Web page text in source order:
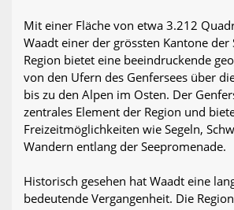
Mit einer Fläche von etwa 3.212
Waadt einer der grössten Kantone der
Region bietet eine beeindruckende
von den Ufern des Genfersees über
bis zu den Alpen im Osten. Der
zentrales Element der Region und
Freizeitmöglichkeiten wie Segeln,
Wandern entlang der Seepromenade.
Historisch gesehen hat Waadt eine
bedeutende Vergangenheit. Die